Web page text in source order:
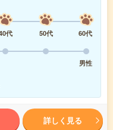
代 50代
60代
男性
詳しく見る